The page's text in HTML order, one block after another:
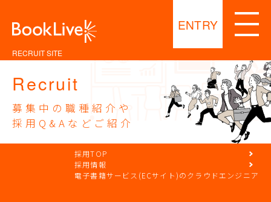
RECRUIT SITE
ENTRY
Recruit
募集中の職種紹介や
採用Q&Aなどご紹介
採用TOP
採用情報
電子書籍サービス(ECサイト)のクラウドエンジニア